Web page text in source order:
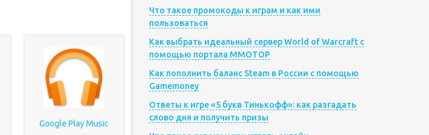
Google Play Music
Что такое промокоды к играм и как ими
пользоваться
Как выбрать идеальный сервер World of Warcraft с
помощью портала MMOTOP
Как пополнить баланс Steam в России с помощью
Gamemoney
Ответы к игре «5 букв Тинькофф»: как разгадать
слово дня и получить призы